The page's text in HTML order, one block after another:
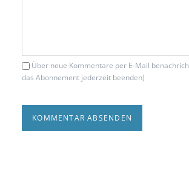
Über neue Kommentare per E-Mail
das Abonnement jederzeit beenden)
KOMMENTAR ABSENDEN